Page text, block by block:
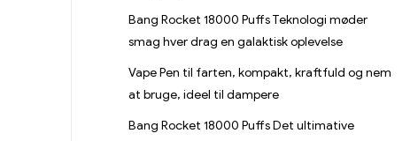
Bang Rocket 18000 Puffs Teknologi møder
smag hver drag en galaktisk oplevelse
Vape Pen til farten, kompakt, kraftfuld og nem
at bruge, ideel til dampere
Bang Rocket 18000 Puffs Det ultimative